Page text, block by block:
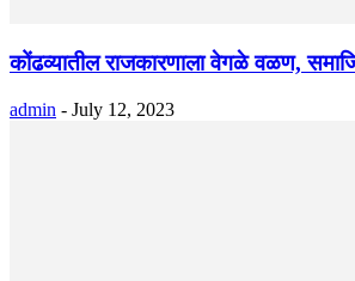
कोंढव्यातील राजकारणाला वेगळे वळण,
admin - July 12, 2023